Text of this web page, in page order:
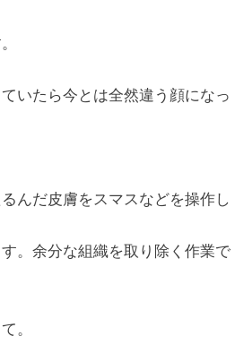
いたら今とは全然違う顔になっ
んだ皮膚をスマスなどを操作し
。余分な組織を取り除く作業で
。